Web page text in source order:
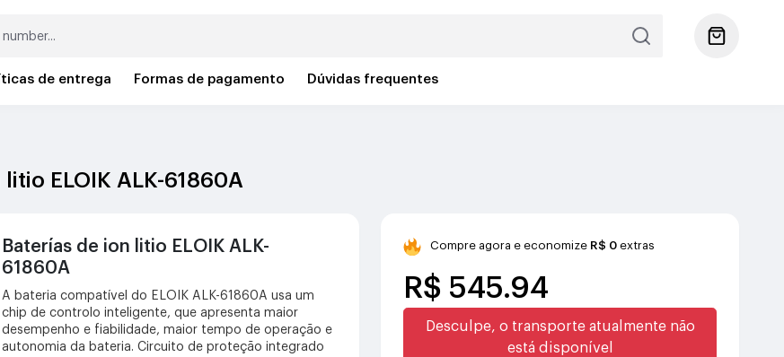
de entrega Formas de pagamento Dúvidas frequentes
ELOIK ALK-61860A
Baterías de ion litio ELOIK ALK-
61860A
A bateria compatível do ELOIK ALK-61860A usa um
chip de controlo inteligente, que apresenta maior
desempenho e fiabilidade, maior tempo de operação e
autonomia da bateria. Circuito de proteção integrado
Compre agora e economize R$ 0extras
R$ 545.94
Desculpe, o transporte atualmente não
está disponível